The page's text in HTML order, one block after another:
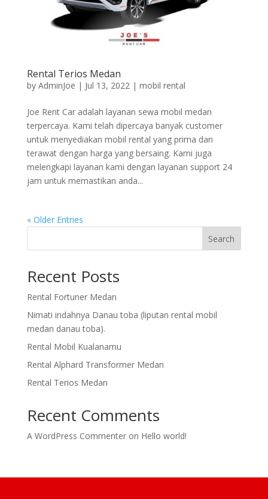
Rental Terios Medan
by AdminJoe | Jul 13, 2022| mobil rental
Joe Rent Car adalah layanan sewa mobil medan
terpercaya. Kami telah dipercaya banyak customer
untuk menyediakan mobil rental yang prima dan
terawat dengan harga yang bersaing. Kami juga
melengkapi layanan kami dengan layanan support 24
jam untuk memastikan anda...
« Older Entries
Search
Recent Posts
Rental Fortuner Medan
Nimati indahnya Danau toba (liputan rental mobil
medan danau toba).
Rental Mobil Kualanamu
Rental Alphard Transformer Medan
Rental Terios Medan
Recent Comments
A WordPress Commenteron Hello world!